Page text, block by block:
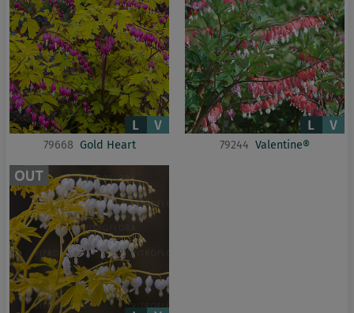
79668 Gold Heart 79244 Valentine®